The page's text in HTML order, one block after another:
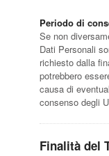
Periodo di
Se non
Dati Personali
richiesto dalla
potrebbero
causa di
consenso degli
Finalità del